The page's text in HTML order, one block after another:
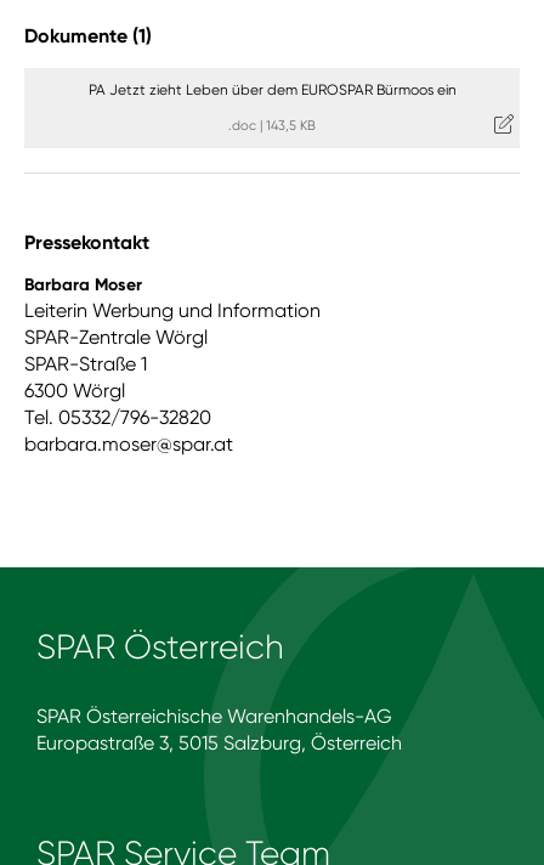
Dokumente (1)
PA Jetzt zieht Leben über dem EUROSPAR Bürmoos ein
.doc | 143,5 KB
Pressekontakt
Barbara Moser
Leiterin Werbung und Information
SPAR-Zentrale Wörgl
SPAR-Straße 1
6300 Wörgl
Tel. 05332/796-32820
barbara.moser@spar.at
SPAR Österreich
SPAR Österreichische Warenhandels-AG
Europastraße 3, 5015 Salzburg, Österreich
SPAR Service Team